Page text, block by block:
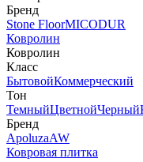
Бренд
Stone FloorMICODUR
Ковролин
Ковролин
Класс
БытовойКоммерческий
Тон
ТемныйЦветнойЧерный
Бренд
ApoluzaAW
Ковровая плитка